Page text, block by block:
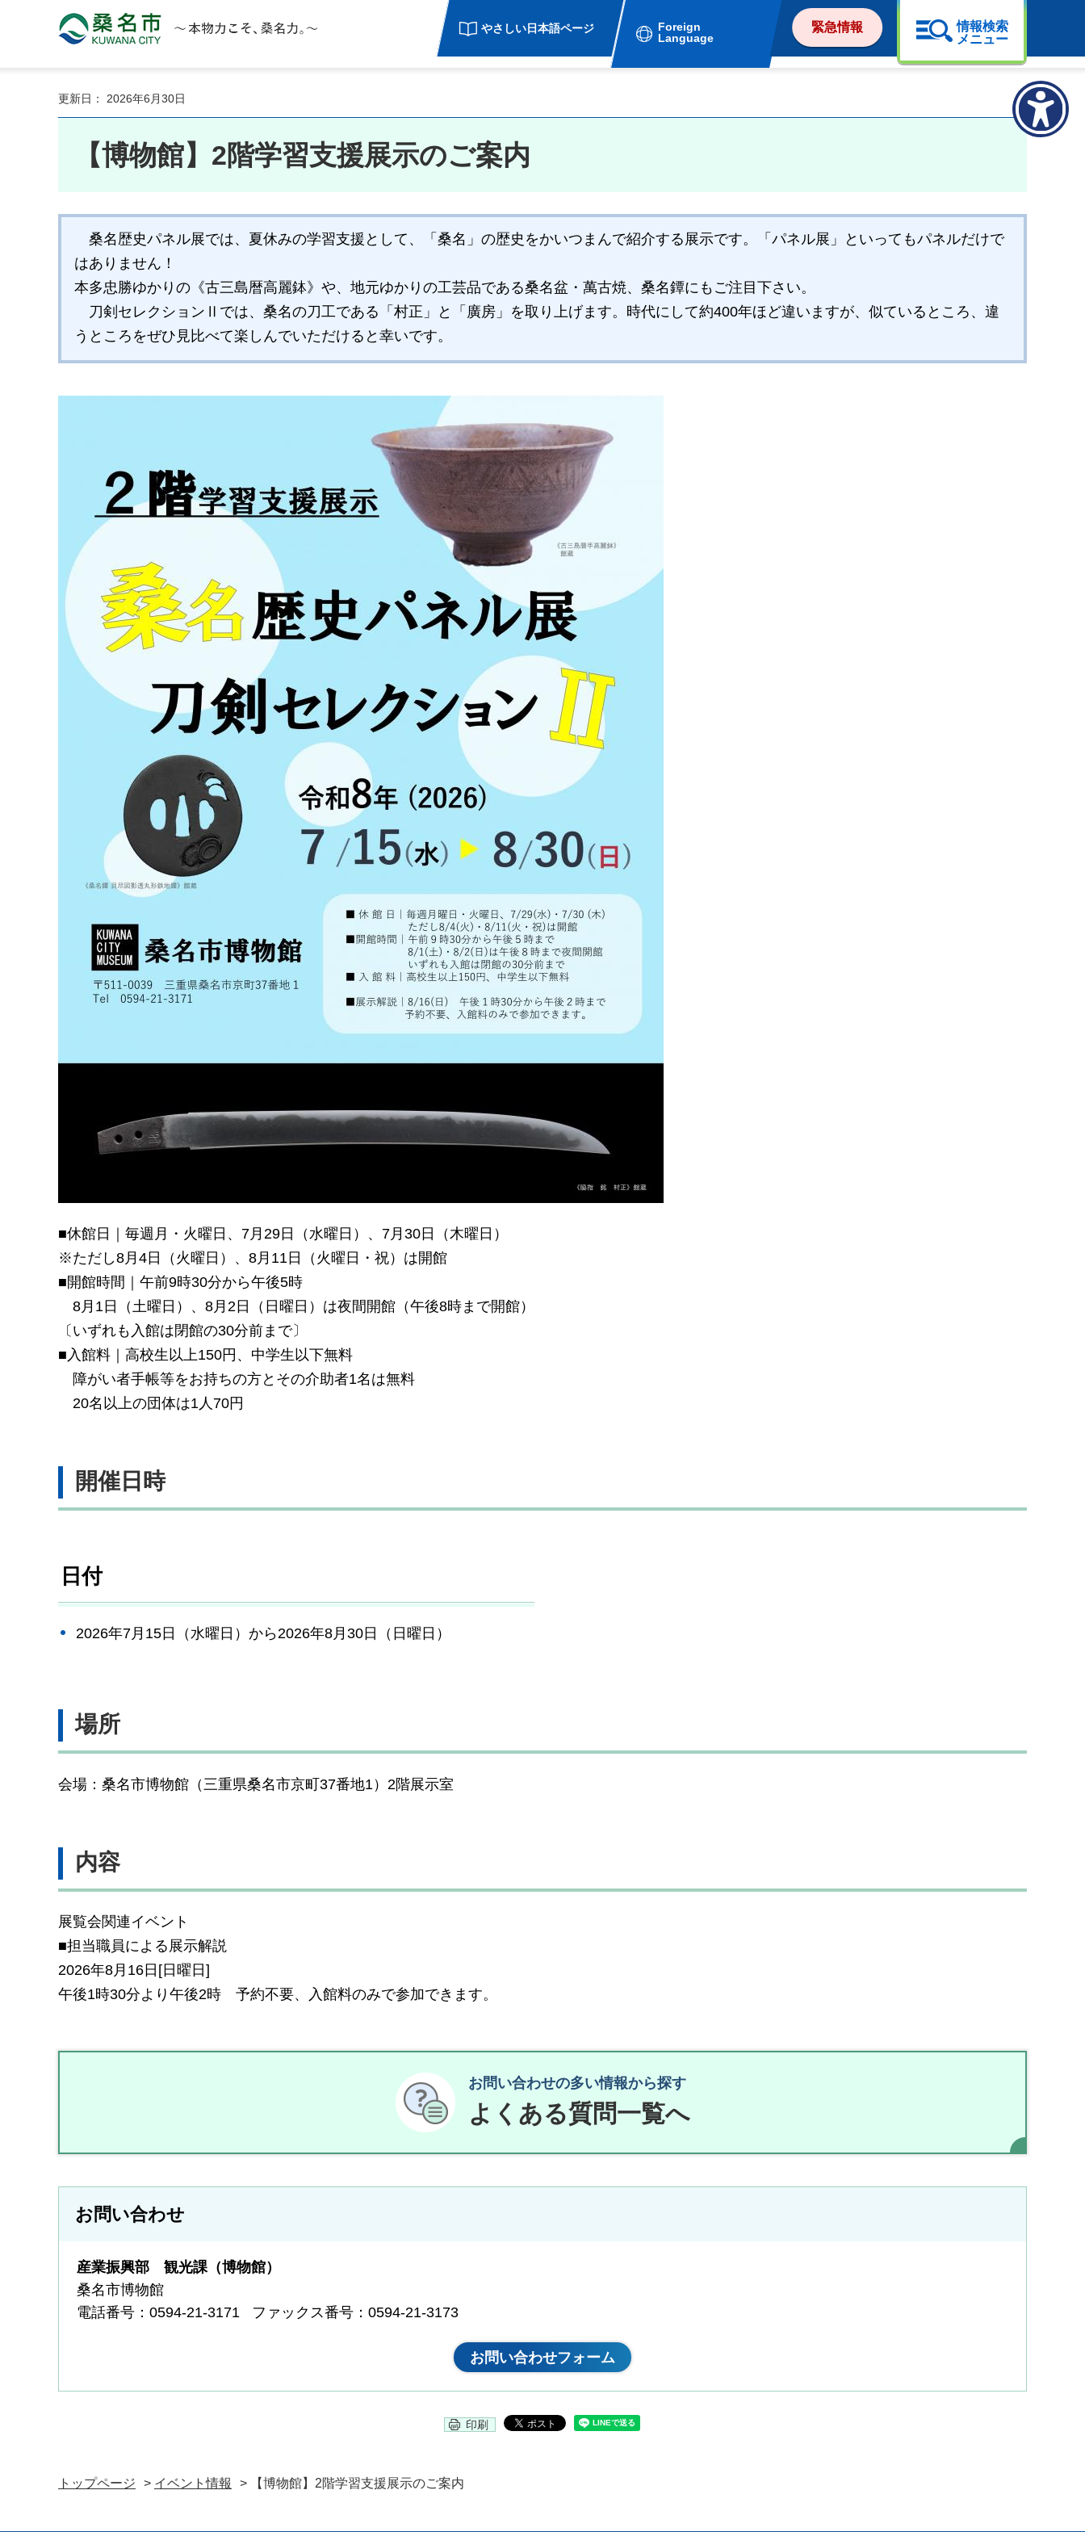
桑名市 KUWANA CITY 本物力こそ、桑名力。
やさしい日本語ページ
Foreign
Language
緊急情報
情報検索
メニュー
更新日： 2026年6月30日
【博物館】2階学習支援展示のご案内
桑名歴史パネル展では、夏休みの学習支援として、「桑名」の歴史をかいつまんで紹介する展示です。「パネル展」といってもパネルだけで
はありません！
本多忠勝ゆかりの《古三島暦高麗鉢》や、地元ゆかりの工芸品である桑名盆・萬古焼、桑名鐔にもご注目下さい。
刀剣セレクションⅡでは、桑名の刀工である「村正」と「廣房」を取り上げます。時代にして約400年ほど違いますが、似ているところ、違
うところをぜひ見比べて楽しんでいただけると幸いです。
■休館日｜毎週月・火曜日、7月29日（水曜日）、7月30日（木曜日）
※ただし8月4日（火曜日）、8月11日（火曜日・祝）は開館
■開館時間｜午前9時30分から午後5時
8月1日（土曜日）、8月2日（日曜日）は夜間開館（午後8時まで開館）
〔いずれも入館は閉館の30分前まで〕
■入館料｜高校生以上150円、中学生以下無料
障がい者手帳等をお持ちの方とその介助者1名は無料
20名以上の団体は1人70円
開催日時
日付
2026年7月15日（水曜日）から2026年8月30日（日曜日）
場所
会場：桑名市博物館（三重県桑名市京町37番地1）2階展示室
内容
展覧会関連イベント
■担当職員による展示解説
2026年8月16日[日曜日]
午後1時30分より午後2時 予約不要、入館料のみで参加できます。
お問い合わせの多い情報から探す
よくある質問一覧へ
お問い合わせ
産業振興部 観光課（博物館）
桑名市博物館
電話番号：0594-21-3171
ファックス番号：0594-21-3173
印刷
トップページ > イベント情報 > 【博物館】2階学習支援展示のご案内